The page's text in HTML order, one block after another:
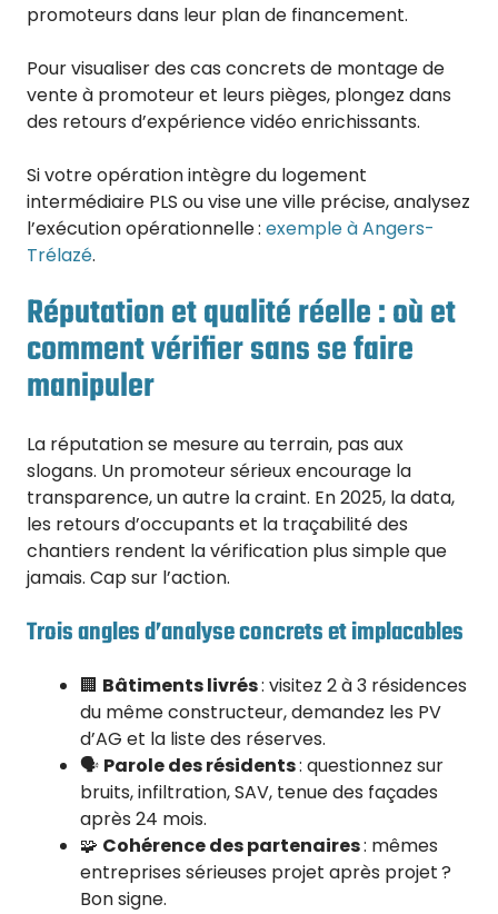
promoteurs dans leur plan de financement.
Pour visualiser des cas concrets de montage de
vente à promoteur et leurs pièges, plongez dans
des retours d’expérience vidéo enrichissants.
Si votre opération intègre du logement
intermédiaire PLS ou vise une ville précise, analysez
l’exécution opérationnelle : exemple à Angers-
Trélazé.
Réputation et qualité réelle : où et
comment vérifier sans se faire
manipuler
La réputation se mesure au terrain, pas aux
slogans. Un promoteur sérieux encourage la
transparence, un autre la craint. En 2025, la data,
les retours d’occupants et la traçabilité des
chantiers rendent la vérification plus simple que
jamais. Cap sur l’action.
Trois angles d’analyse concrets et implacables
🏢 Bâtiments livrés: visitez 2 à 3 résidences
du même constructeur, demandez les PV
d’AG et la liste des réserves.
🗣️ Parole des résidents: questionnez sur
bruits, infiltration, SAV, tenue des façades
après 24 mois.
🧩 Cohérence des partenaires: mêmes
entreprises sérieuses projet après projet ?
Bon signe.